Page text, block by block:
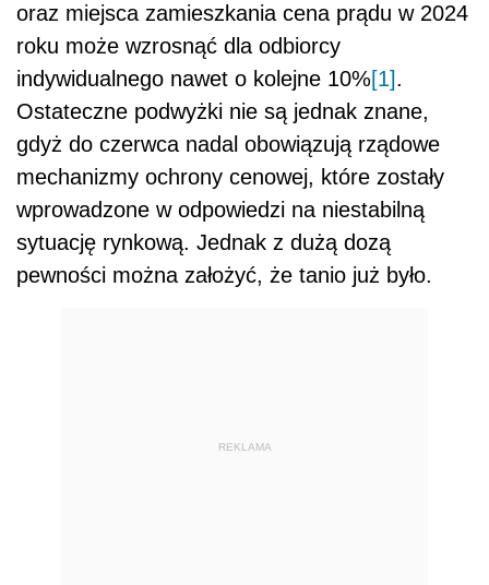
oraz miejsca zamieszkania cena prądu w 2024
roku może wzrosnąć dla odbiorcy
indywidualnego nawet o kolejne 10%[1].
Ostateczne podwyżki nie są jednak znane,
gdyż do czerwca nadal obowiązują rządowe
mechanizmy ochrony cenowej, które zostały
wprowadzone w odpowiedzi na niestabilną
sytuację rynkową. Jednak z dużą dozą
pewności można założyć, że tanio już było.
REKLAMA